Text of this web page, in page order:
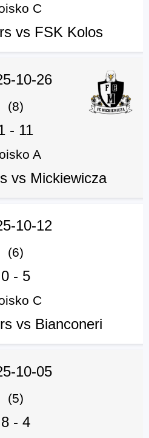
C
vs FSK Kolos
10-26
(8)
- 11
A
vs Mickiewicza
10-12
(6)
0- 5
C
vs Bianconeri
10-05
(5)
8- 4